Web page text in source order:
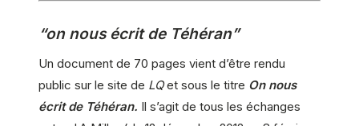
“on nous écrit de Téhéran”
Un document de 70 pages vient d’être rendu
public sur le site de LQet sous le titre On nous
écrit de Téhéran. Il s’agit de tous les échanges